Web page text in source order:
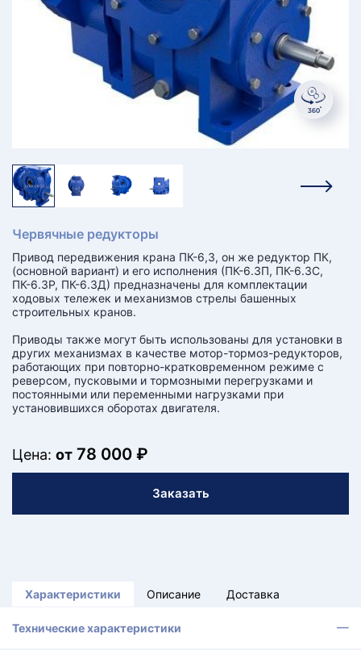
Червячные редукторы
Привод передвижения крана ПК-6,3, он же редуктор ПК,
(основной вариант) и его исполнения (ПК-6.3П, ПК-6.3С,
ПК-6.3Р, ПК-6.3Д) предназначены для комплектации
ходовых тележек и механизмов стрелы башенных
строительных кранов.
Приводы также могут быть использованы для установки в
других механизмах в качестве мотор-тормоз-редукторов,
работающих при повторно-кратковременном режиме с
реверсом, пусковыми и тормозными перегрузками и
постоянными или переменными нагрузками при
установившихся оборотах двигателя.
Цена: от 78 000 ₽
Заказать
Характеристики Описание Доставка
Технические характеристики